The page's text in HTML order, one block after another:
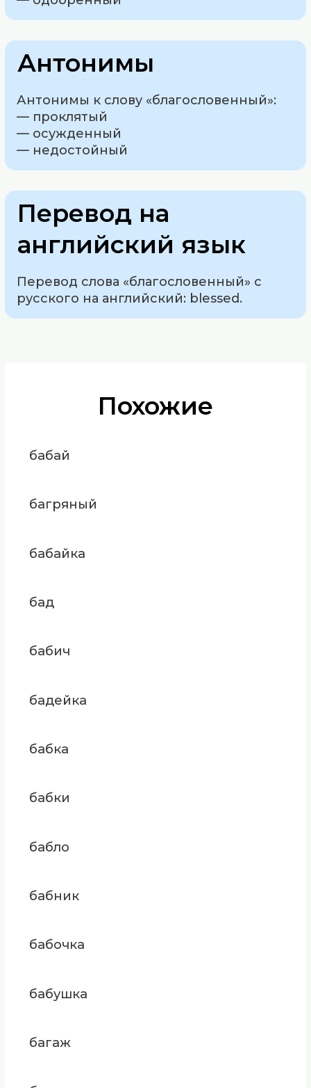
Антонимы
Антонимы к слову «благословенный»:
— проклятый
— осужденный
— недостойный
Перевод на
английский язык
Перевод слова «благословенный» с
русского на английский: blessed.
Похожие
бабай
багряный
бабайка
бад
бабич
бадейка
бабка
бабки
бабло
бабник
бабочка
бабушка
багаж